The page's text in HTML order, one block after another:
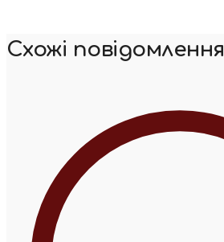
Схожі повідомлення